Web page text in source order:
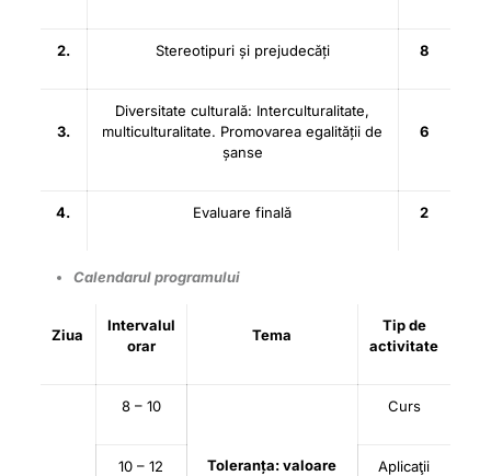
2. Stereotipuri și prejudecăți 8
3.
Diversitate culturală: Interculturalitate,
multiculturalitate. Promovarea egalității de
șanse
6
4. Evaluare finală 2
Calendarul programului
Ziua
Intervalul
orar
Tema
Tip de
activitate
8 – 10
Toleranța: valoare
Curs
10 – 12 Aplicaţii